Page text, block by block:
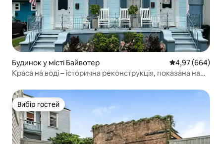
Будинок у місті Байвотер Середня
4,97 (664)
Краса на воді – історична реконструкція, показана на
Вибір гостей
Вибір гостей